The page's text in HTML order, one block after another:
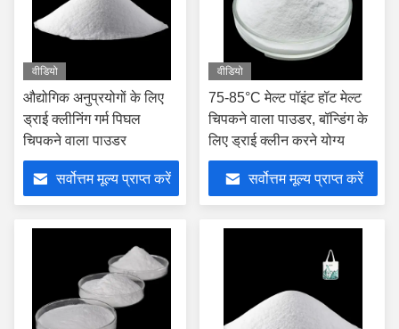
वीडियो
औद्योगिक अनुप्रयोगों के लिए
ड्राई क्लीनिंग गर्म पिघल
चिपकने वाला पाउडर
सर्वोत्तम मूल्य प्राप्त करें
वीडियो
75-85°C मेल्ट पॉइंट हॉट मेल्ट
चिपकने वाला पाउडर, बॉन्डिंग के
लिए ड्राई क्लीन करने योग्य
सर्वोत्तम मूल्य प्राप्त करें